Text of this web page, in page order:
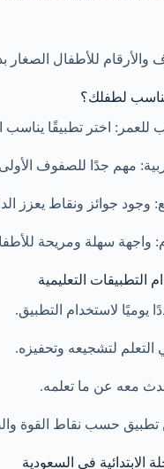
للأطفال الصغار
لطفلك؟
للعمر: اختر تطبيقًا
مهم جدًا للصفوف
وجود جوائز ونقاط يعزز
واجهة سهلة ومريحة
التطبيقات التعليمية
لاستخدام التطبيق.
لتشجيعه وتحفيزه.
معه عن ما تعلمه.
تطبيق حسب نقاط القوة
الابتدائية في السعودية